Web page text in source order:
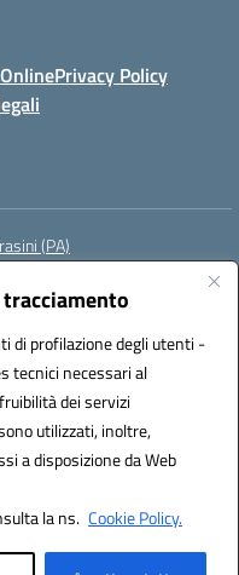
di profilazione degli utenti -
tecnici necessari al
dei servizi
utilizzati, inoltre,
a disposizione da Web
la ns. Cookie Policy.
Privacy Policy
(PA)
(IPA): istsc_paic88700d
Solution S.r.l.
Italia